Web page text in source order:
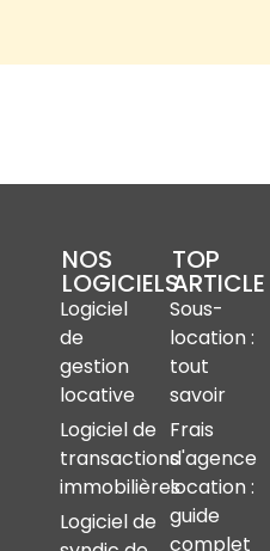
NOS
LOGICIELS
Logiciel
de
gestion
locative
Logiciel de
transactions
immobilières
Logiciel de
TOP
ARTICLE
Sous-
location :
tout
savoir
Frais
d'agence
location :
guide
complet